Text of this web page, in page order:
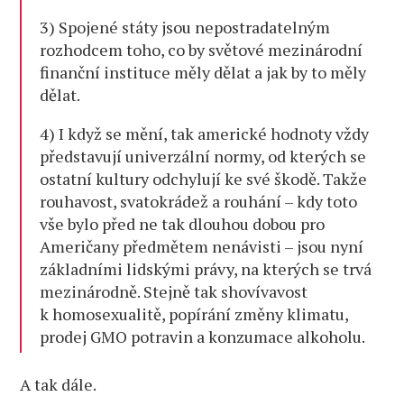
3) Spojené státy jsou nepostradatelným
rozhodcem toho, co by světové mezinárodní
finanční instituce měly dělat a jak by to měly
dělat.
4) I když se mění, tak americké hodnoty vždy
představují univerzální normy, od kterých se
ostatní kultury odchylují ke své škodě. Takže
rouhavost, svatokrádež a rouhání – kdy toto
vše bylo před ne tak dlouhou dobou pro
Američany předmětem nenávisti – jsou nyní
základními lidskými právy, na kterých se trvá
mezinárodně. Stejně tak shovívavost
k homosexualitě, popírání změny klimatu,
prodej GMO potravin a konzumace alkoholu.
A tak dále.